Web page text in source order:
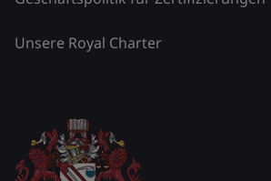
Unsere Royal Charter